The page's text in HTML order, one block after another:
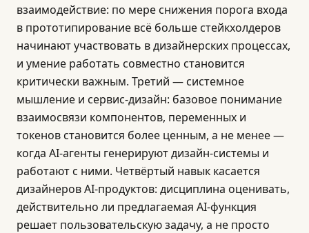
взаимодействие: по мере снижения порога входа
в прототипирование всё больше стейкхолдеров
начинают участвовать в дизайнерских процессах,
и умение работать совместно становится
критически важным. Третий — системное
мышление и сервис-дизайн: базовое понимание
взаимосвязи компонентов, переменных и
токенов становится более ценным, а не менее —
когда AI-агенты генерируют дизайн-системы и
работают с ними. Четвёртый навык касается
дизайнеров AI-продуктов: дисциплина оценивать,
действительно ли предлагаемая AI-функция
решает пользовательскую задачу, а не просто